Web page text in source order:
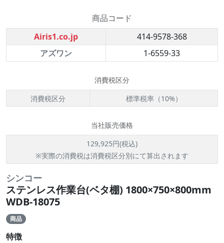
商品コード
Airis1.co.jp
414-9578-368
アズワン
1-6559-33
消費税区分
消費税区分
標準税率（10%）
当社販売価格
129,925円(税込)
※実際の消費税は消費税区分別にて算出されます
シンコー
ステンレス作業台(ベタ棚) 1800×750×800mm
WDB-18075
商品
特徴